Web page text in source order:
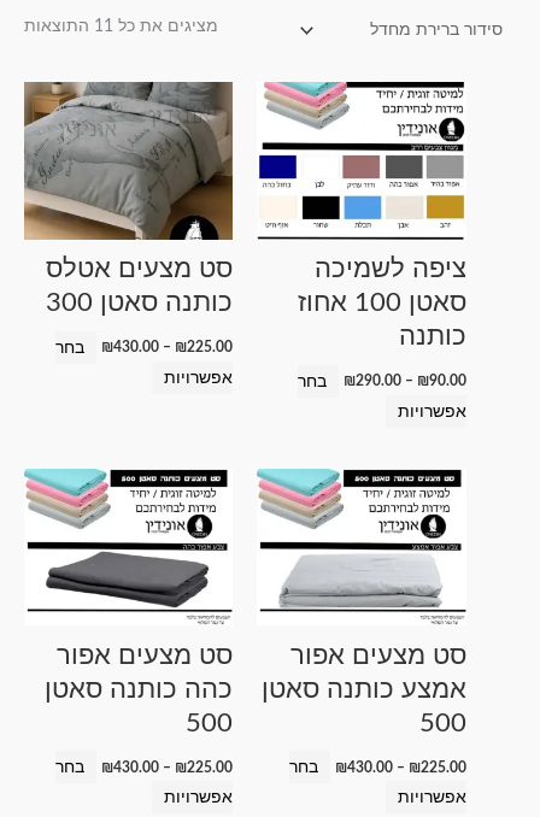
מציגים את כל ⁦11⁩ התוצאות
ציפה לשמיכה
סאטן 100 אחוז
כותנה
₪90.00
–
₪290.00
טווח
מחירים:
עד
בחר
אפשרויות
למוצר
יש
מספר
סוגים.
לבחור
את
סט מצעים אטלס
כותנה סאטן 300
₪225.00
–
₪430.00
טווח
מחירים:
עד
⁦₪430.00⁩
בחר
אפשרויות
למוצר
זה
יש
מספר
סוגים.
לבחור
את
האפשרויות
סט מצעים אפור
אמצע כותנה סאטן
500
₪225.00
–
₪430.00
טווח
מחירים:
⁦₪225.00⁩
⁦₪430.00⁩
בחר
אפשרויות
למוצר
זה
יש
מספר
סוגים.
לבחור
את
סט מצעים אפור
כהה כותנה סאטן
500
₪225.00
–
₪430.00
טווח
מחירים:
⁦₪225.00⁩
⁦₪430.00⁩
בחר
אפשרויות
למוצר
זה
יש
סוגים.
לבחור
את